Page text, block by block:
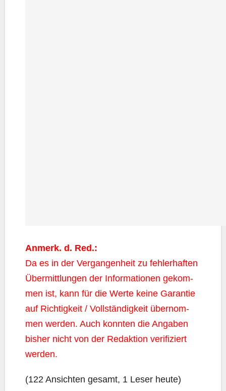
Anmerk. d. Red.:
Da es in der Ver­gan­gen­heit zu feh­ler­haf­ten
Über­mitt­lun­gen der Infor­ma­tio­nen gekom­
men ist, kann für die Wer­te kei­ne Garan­tie
auf Rich­tig­keit / Voll­stän­dig­keit über­nom­
men wer­den. Auch konn­ten die Anga­ben
bis­her nicht von der Redak­ti­on veri­fi­ziert
werden.
(122 Ansich­ten gesamt, 1 Leser heute)